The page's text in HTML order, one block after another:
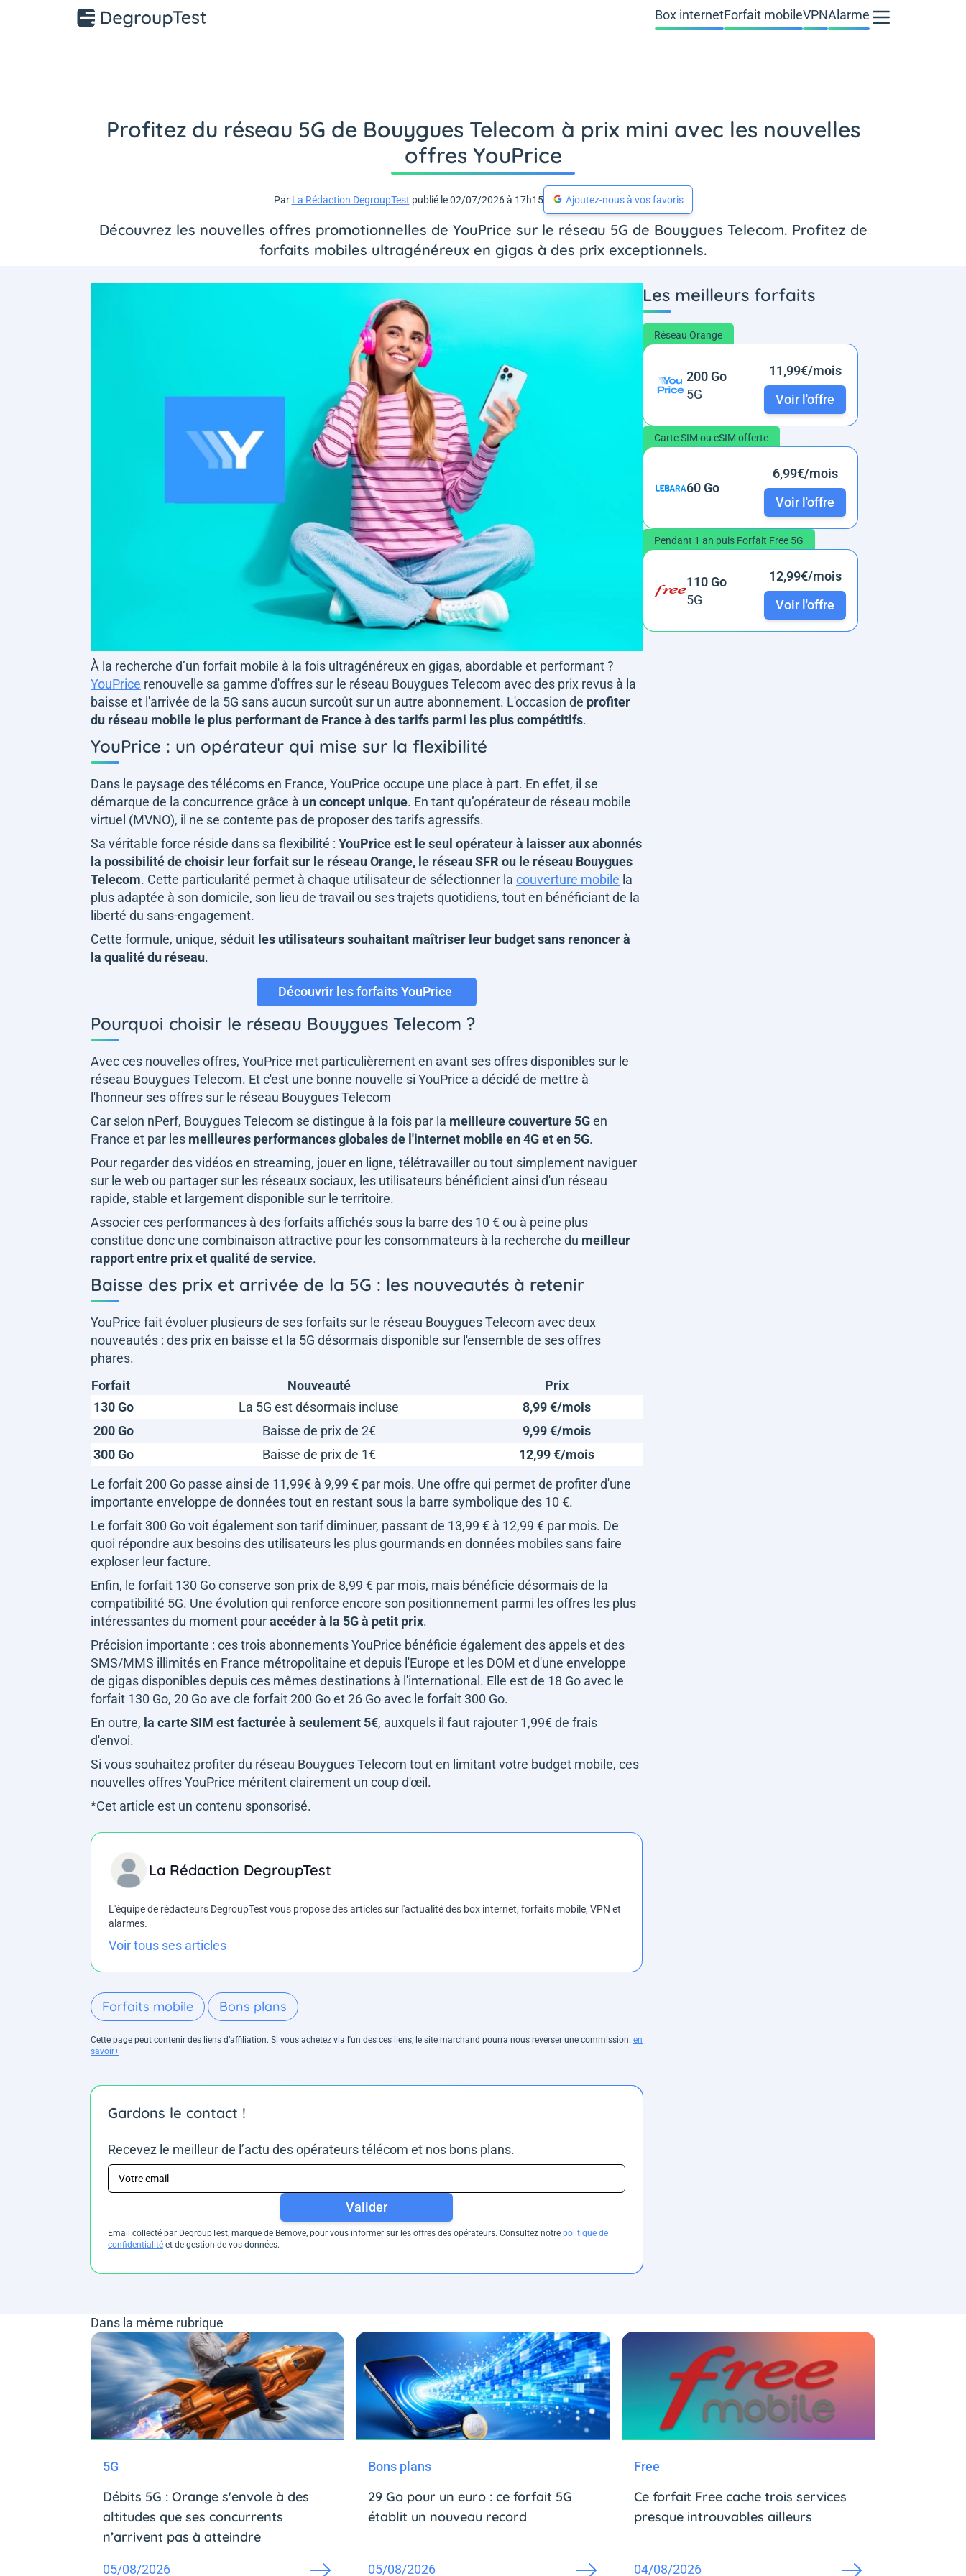
Box internetForfait mobileVPNAlarme
Profitez du réseau 5G de Bouygues Telecom à prix mini avec les nouvelles
offres YouPrice
Par La Rédaction DegroupTest publié le 02/07/2026 à 17h15 Ajoutez-nous à vos favoris
Découvrez les nouvelles offres promotionnelles de YouPrice sur le réseau 5G de Bouygues Telecom. Profitez de
forfaits mobiles ultragénéreux en gigas à des prix exceptionnels.
À la recherche d’un forfait mobile à la fois ultragénéreux en gigas, abordable et performant ?
YouPrice renouvelle sa gamme d'offres sur le réseau Bouygues Telecom avec des prix revus à la
baisse et l'arrivée de la 5G sans aucun surcoût sur un autre abonnement. L'occasion de profiter
du réseau mobile le plus performant de France à des tarifs parmi les plus compétitifs.
YouPrice : un opérateur qui mise sur la flexibilité
Dans le paysage des télécoms en France, YouPrice occupe une place à part. En effet, il se
démarque de la concurrence grâce à un concept unique. En tant qu’opérateur de réseau mobile
virtuel (MVNO), il ne se contente pas de proposer des tarifs agressifs.
Sa véritable force réside dans sa flexibilité : YouPrice est le seul opérateur à laisser aux abonnés
la possibilité de choisir leur forfait sur le réseau Orange, le réseau SFR ou le réseau Bouygues
Telecom. Cette particularité permet à chaque utilisateur de sélectionner la couverture mobile la
plus adaptée à son domicile, son lieu de travail ou ses trajets quotidiens, tout en bénéficiant de la
liberté du sans-engagement.
Cette formule, unique, séduit les utilisateurs souhaitant maîtriser leur budget sans renoncer à
la qualité du réseau.
Découvrir les forfaits YouPrice
Pourquoi choisir le réseau Bouygues Telecom ?
Avec ces nouvelles offres, YouPrice met particulièrement en avant ses offres disponibles sur le
réseau Bouygues Telecom. Et c'est une bonne nouvelle si YouPrice a décidé de mettre à
l'honneur ses offres sur le réseau Bouygues Telecom
Car selon nPerf, Bouygues Telecom se distingue à la fois par la meilleure couverture 5Gen
France et par les meilleures performances globales de l'internet mobile en 4G et en 5G.
Pour regarder des vidéos en streaming, jouer en ligne, télétravailler ou tout simplement naviguer
sur le web ou partager sur les réseaux sociaux, les utilisateurs bénéficient ainsi d'un réseau
rapide, stable et largement disponible sur le territoire.
Associer ces performances à des forfaits affichés sous la barre des 10 € ou à peine plus
constitue donc une combinaison attractive pour les consommateurs à la recherche du meilleur
rapport entre prix et qualité de service.
Baisse des prix et arrivée de la 5G : les nouveautés à retenir
YouPrice fait évoluer plusieurs de ses forfaits sur le réseau Bouygues Telecom avec deux
nouveautés : des prix en baisse et la 5G désormais disponible sur l'ensemble de ses offres
phares.
Forfait
Nouveauté
Prix
130 Go
La 5G est désormais incluse
8,99 €/mois
200 Go
Baisse de prix de 2€
9,99 €/mois
300 Go
Baisse de prix de 1€
12,99 €/mois
Le forfait 200 Go passe ainsi de 11,99€ à 9,99 € par mois. Une offre qui permet de profiter d'une
importante enveloppe de données tout en restant sous la barre symbolique des 10 €.
Le forfait 300 Go voit également son tarif diminuer, passant de 13,99 € à 12,99 € par mois. De
quoi répondre aux besoins des utilisateurs les plus gourmands en données mobiles sans faire
exploser leur facture.
Enfin, le forfait 130 Go conserve son prix de 8,99 € par mois, mais bénéficie désormais de la
compatibilité 5G. Une évolution qui renforce encore son positionnement parmi les offres les plus
intéressantes du moment pouraccéder à la 5G à petit prix.
Précision importante : ces trois abonnements YouPrice bénéficie également des appels et des
SMS/MMS illimités en France métropolitaine et depuis l'Europe et les DOM et d'une enveloppe
de gigas disponibles depuis ces mêmes destinations à l'international. Elle est de 18 Go avec le
forfait 130 Go, 20 Go ave cle forfait 200 Go et 26 Go avec le forfait 300 Go.
En outre, la carte SIM est facturée à seulement 5€, auxquels il faut rajouter 1,99€ de frais
d'envoi.
Si vous souhaitez profiter du réseau Bouygues Telecom tout en limitant votre budget mobile, ces
nouvelles offres YouPrice méritent clairement un coup d'œil.
*Cet article est un contenu sponsorisé.
La Rédaction DegroupTest
L'équipe de rédacteurs DegroupTest vous propose des articles sur l'actualité des box internet, forfaits mobile, VPN et
alarmes.
Voir tous ses articles
Forfaits mobile Bons plans
Cette page peut contenir des liens d’affiliation. Si vous achetez via l'un des ces liens, le site marchand pourra nous reverser une commission. en
savoir+
Gardons le contact !
Recevez le meilleur de l’actu des opérateurs télécom et nos bons plans.
Valider
Email collecté par DegroupTest, marque de Bemove, pour vous informer sur les offres des opérateurs. Consultez notre politique de
confidentialité et de gestion de vos données.
Les meilleurs forfaits
Réseau Orange
200 Go
5G
11,99€/mois
Voir l'offre
Carte SIM ou eSIM offerte
60 Go
6,99€/mois
Voir l'offre
Pendant 1 an puis Forfait Free 5G
110 Go
5G
12,99€/mois
Voir l'offre
Dans la même rubrique
5G
Débits 5G : Orange s'envole à des
altitudes que ses concurrents
n’arrivent pas à atteindre
05/08/2026
Bons plans
29 Go pour un euro : ce forfait 5G
établit un nouveau record
05/08/2026
Free
Ce forfait Free cache trois services
presque introuvables ailleurs
04/08/2026